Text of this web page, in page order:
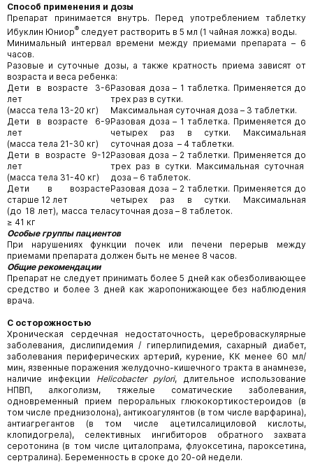
Способ применения и дозы
Препарат принимается внутрь. Перед употреблением таблетку
Ибуклин Юниор® следует растворить в 5 мл (1 чайная ложка) воды.
Минимальный интервал времени между приемами препарата – 6
часов.
Разовые и суточные дозы, а также кратность приема зависят от
возраста и веса ребенка:
Дети в возрасте 3-6
лет
(масса тела 13-20 кг)
Разовая доза – 1 таблетка. Применяется до
трех раз в сутки.
Максимальная суточная доза – 3 таблетки.
Дети в возрасте 6-9
лет
(масса тела 21-30 кг)
Разовая доза – 1 таблетка. Применяется до
четырех раз в сутки. Максимальная
суточная доза – 4 таблетки.
Дети в возрасте 9-12
лет
(масса тела 31-40 кг)
Разовая доза – 2 таблетки. Применяется до
трех раз в сутки. Максимальная суточная
доза – 6 таблеток.
Дети в возрасте
старше 12 лет
(до 18 лет), масса тела
≥ 41 кг
Разовая доза – 2 таблетки. Применяется до
четырех раз в сутки. Максимальная
суточная доза – 8 таблеток.
Особые группы пациентов
При нарушениях функции почек или печени перерыв между
приемами препарата должен быть не менее 8 часов.
Общие рекомендации
Препарат не следует принимать более 5 дней как обезболивающее
средство и более 3 дней как жаропонижающее без наблюдения
врача.
С осторожностью
Хроническая сердечная недостаточность, цереброваскулярные
заболевания, дислипидемия / гиперлипидемия, сахарный диабет,
заболевания периферических артерий, курение, КК менее 60 мл/
мин, язвенные поражения желудочно-кишечного тракта в анамнезе,
наличие инфекции Helicobacter pylori, длительное использование
НПВП, алкоголизм, тяжелые соматические заболевания,
одновременный прием пероральных глюкокортикостероидов (в
том числе преднизолона), антикоагулянтов (в том числе варфарина),
антиагрегантов (в том числе ацетилсалициловой кислоты,
клопидогрела), селективных ингибиторов обратного захвата
серотонина (в том числе циталопрама, флуоксетина, пароксетина,
сертралина). Беременность в сроке до 20-ой недели.